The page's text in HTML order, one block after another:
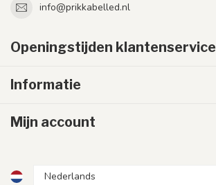
info@prikkabelled.nl
Openingstijden klantenservice
Informatie
Mijn account